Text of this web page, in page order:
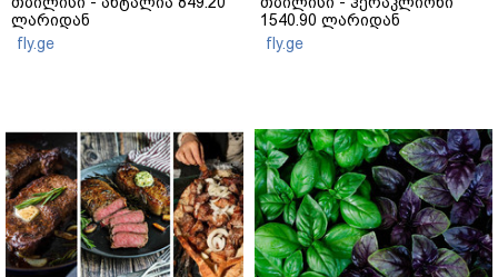
ლარიდან
fly.ge
1540.90 ლარიდან
fly.ge